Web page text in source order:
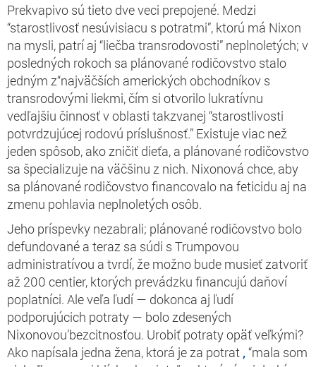
Prekvapivo sú tieto dve veci prepojené. Medzi
“starostlivosť nesúvisiacu s potratmi”, ktorú má Nixon
na mysli, patrí aj “liečba transrodovosti” neplnoletých; v
posledných rokoch sa plánované rodičovstvo stalo
jedným z“najväčších amerických obchodníkov s
transrodovými liekmi, čím si otvorilo lukratívnu
vedľajšiu činnosť v oblasti takzvanej “starostlivosti
potvrdzujúcej rodovú príslušnosť.” Existuje viac než
jeden spôsob, ako zničiť dieťa, a plánované rodičovstvo
sa špecializuje na väčšinu z nich. Nixonová chce, aby
sa plánované rodičovstvo financovalo na feticidu aj na
zmenu pohlavia neplnoletých osôb.
Jeho príspevky nezabrali; plánované rodičovstvo bolo
defundované a teraz sa súdi s Trumpovou
administratívou a tvrdí, že možno bude musieť zatvoriť
až 200 centier, ktorých prevádzku financujú daňoví
poplatníci. Ale veľa ľudí — dokonca aj ľudí
podporujúcich potraty — bolo zdesených
Nixonovou’bezcitnosťou. Urobiť potraty opäť veľkými?
Ako napísala jedna žena, ktorá je za potrat ,“mala som